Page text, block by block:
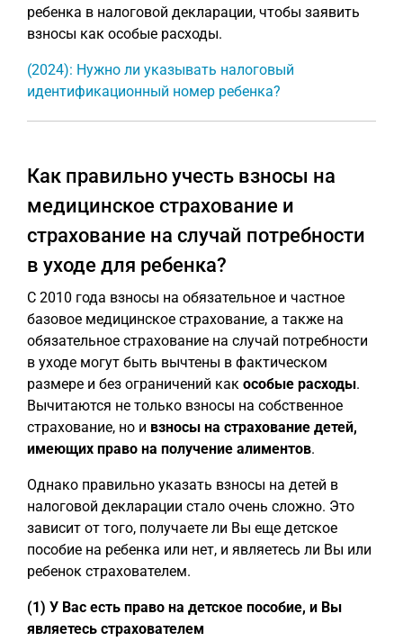
ребенка в налоговой декларации, чтобы заявить
взносы как особые расходы.
(2024): Нужно ли указывать налоговый
идентификационный номер ребенка?
Как правильно учесть взносы на
медицинское страхование и
страхование на случай потребности
в уходе для ребенка?
С 2010 года взносы на обязательное и частное
базовое медицинское страхование, а также на
обязательное страхование на случай потребности
в уходе могут быть вычтены в фактическом
размере и без ограничений как особые расходы.
Вычитаются не только взносы на собственное
страхование, но и взносы на страхование детей,
имеющих право на получение алиментов.
Однако правильно указать взносы на детей в
налоговой декларации стало очень сложно. Это
зависит от того, получаете ли Вы еще детское
пособие на ребенка или нет, и являетесь ли Вы или
ребенок страхователем.
(1) У Вас есть право на детское пособие, и Вы
являетесь страхователем